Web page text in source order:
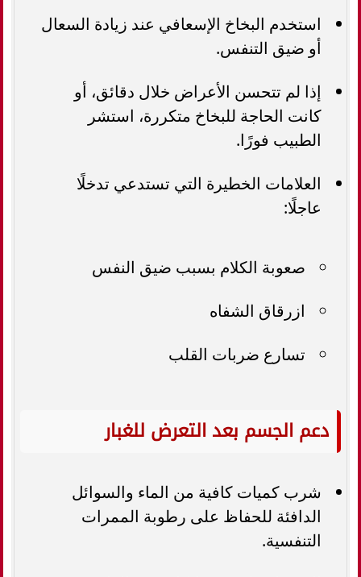
استخدم البخاخ الإسعافي عند زيادة السعال
أو ضيق التنفس.
إذا لم تتحسن الأعراض خلال دقائق، أو
كانت الحاجة للبخاخ متكررة، استشر
الطبيب فورًا.
العلامات الخطيرة التي تستدعي تدخلًا
عاجلًا:
صعوبة الكلام بسبب ضيق النفس
ازرقاق الشفاه
تسارع ضربات القلب
دعم الجسم بعد التعرض للغبار
شرب كميات كافية من الماء والسوائل
الدافئة للحفاظ على رطوبة الممرات
التنفسية.